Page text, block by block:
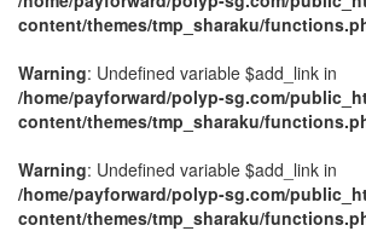
content/themes/tmp_sharaku/
Warning: Undefined variable $add_link in
/home/payforward/polyp-sg.com/
content/themes/tmp_sharaku/
Warning: Undefined variable $add_link in
/home/payforward/polyp-sg.com/
content/themes/tmp_sharaku/